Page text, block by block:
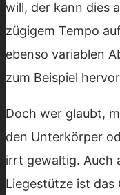
will, der kann dies
zügigem Tempo
ebenso variablen
zum Beispiel
Doch wer glaubt,
den Unterkörper
irrt gewaltig. Auch
Liegestütze ist das